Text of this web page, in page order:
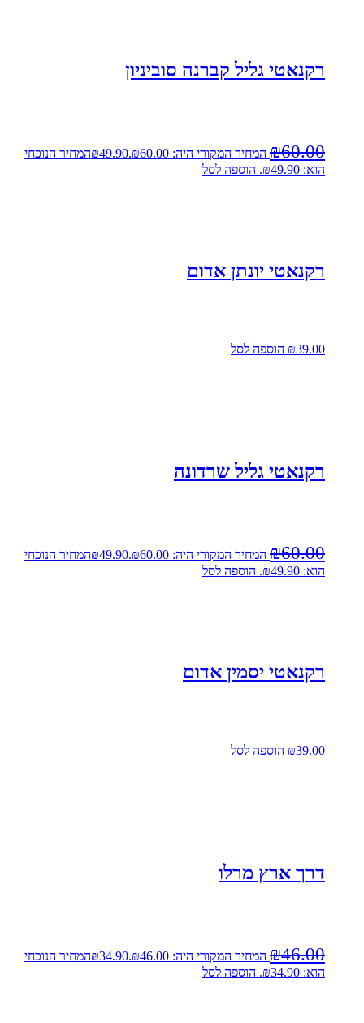
רקנאטי גליל קברנה סוביניון
₪60.00 המחיר המקורי היה: ₪60.00. ₪49.90
המחיר הנוכחי
הוא: ₪49.90.
הוספה לסל
רקנאטי יונתן אדום
₪39.00 הוספה לסל
רקנאטי גליל שרדונה
₪60.00 המחיר המקורי היה: ₪60.00. ₪49.90
המחיר הנוכחי
הוא: ₪49.90.
הוספה לסל
רקנאטי יסמין אדום
₪39.00 הוספה לסל
דרך ארץ מרלו
₪46.00 המחיר המקורי היה: ₪46.00. ₪34.90
המחיר הנוכחי
הוא: ₪34.90.
הוספה לסל